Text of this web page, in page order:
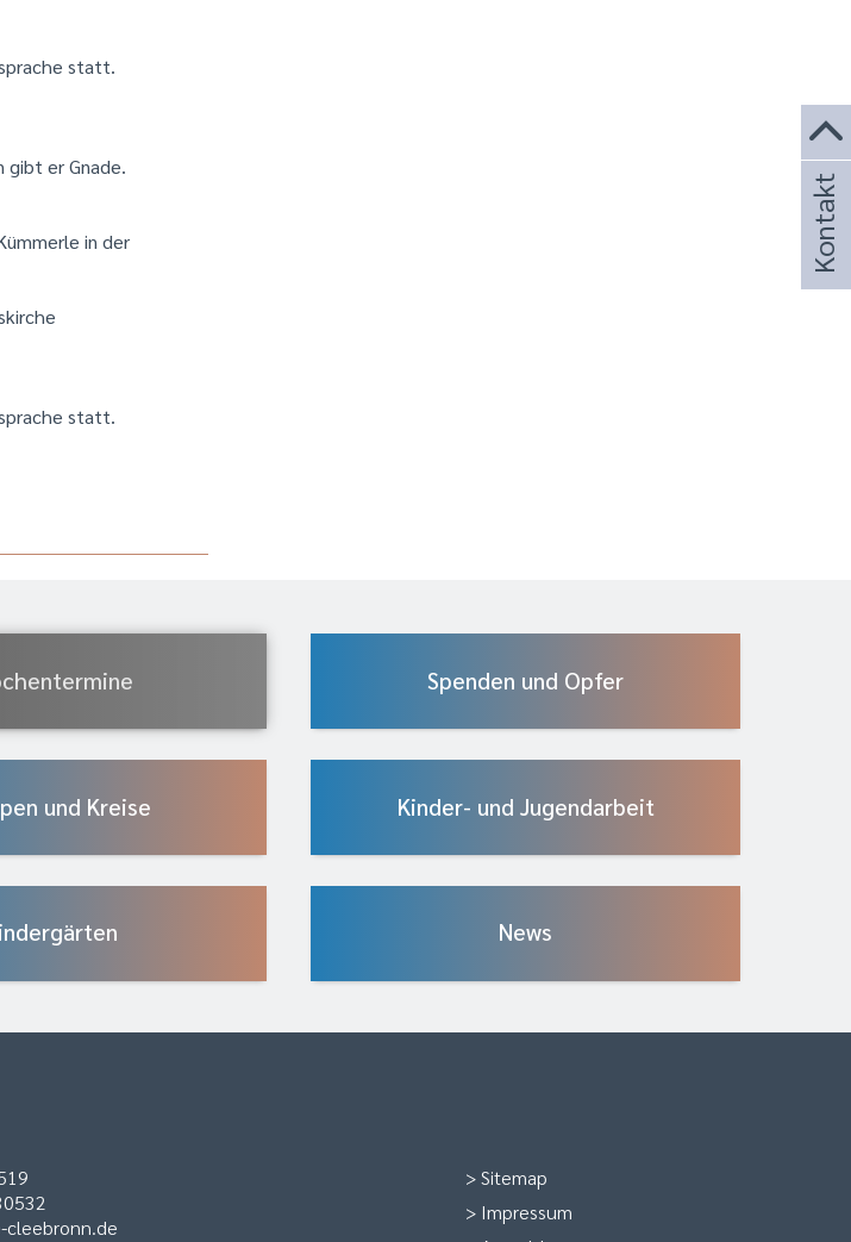
statt.
er Gnade.
in der
statt.
Spenden und Opfer
und Kreise Kinder- und Jugendarbeit
News
cleebronn.de
>Sitemap
> Impressum
Kontakt